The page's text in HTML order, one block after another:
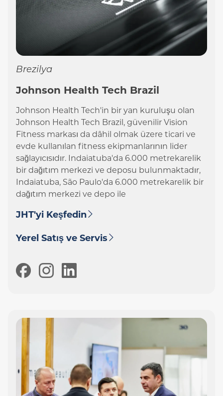
Brezilya
Johnson Health Tech Brazil
Johnson Health Tech'in bir yan kuruluşu olan
Johnson Health Tech Brazil, güvenilir Vision
Fitness markası da dâhil olmak üzere ticari ve
evde kullanılan fitness ekipmanlarının lider
sağlayıcısıdır. Indaiatuba'da 6.000 metrekarelik
bir dağıtım merkezi ve deposu bulunmaktadır,
Indaiatuba, São Paulo'da 6.000 metrekarelik bir
dağıtım merkezi ve depo ile
JHT'yi Keşfedin
Yerel Satış ve Servis